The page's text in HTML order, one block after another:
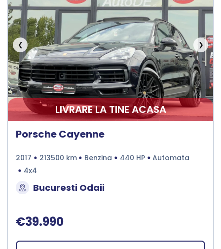
❮ ❯
LIVRARE LA TINE ACASA
Porsche Cayenne
2017 213500 km Benzina 440 HP
Automata
4x4
Bucuresti Odaii
€39.990